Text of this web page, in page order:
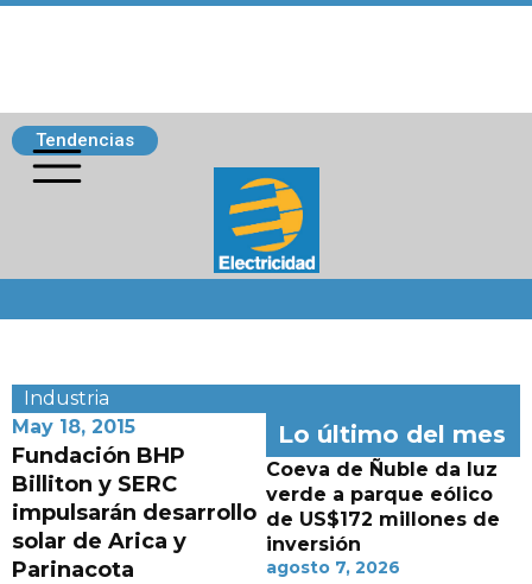
Tendencias
Industria
May 18, 2015
Fundación BHP
Billiton y SERC
impulsarán desarrollo
solar de Arica y
Parinacota
Lo último del mes
Coeva de Ñuble da luz
verde a parque eólico
de US$172 millones de
inversión
agosto 7, 2026